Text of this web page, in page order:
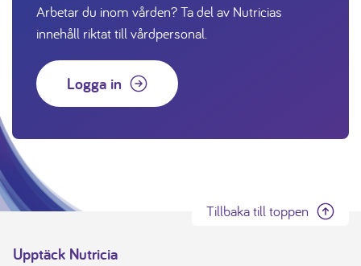
Arbetar du inom vården? Ta del av Nutricias
innehåll riktat till vårdpersonal.
Logga in
Tillbaka till toppen
Upptäck Nutricia